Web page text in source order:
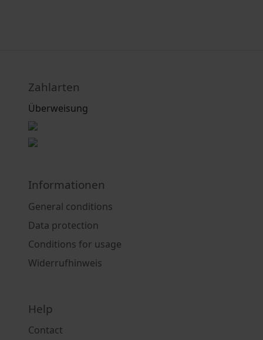
Zahlarten
Überweisung
Informationen
General conditions
Data protection
Conditions for usage
Widerrufhinweis
Help
Contact